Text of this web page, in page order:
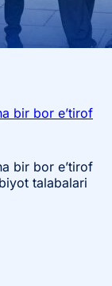
bir bor e’tirof
bir bor e’tirof
talabalari